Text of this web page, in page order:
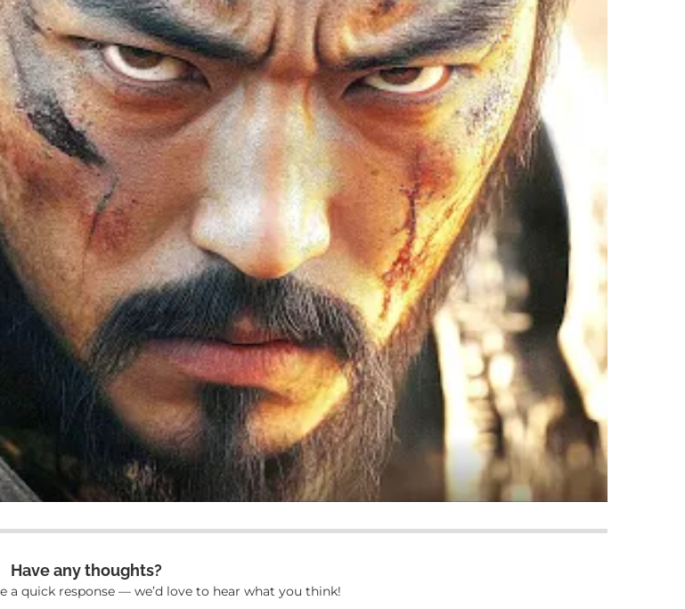
Have any thoughts?
a quick response — we’d love to hear what you think!